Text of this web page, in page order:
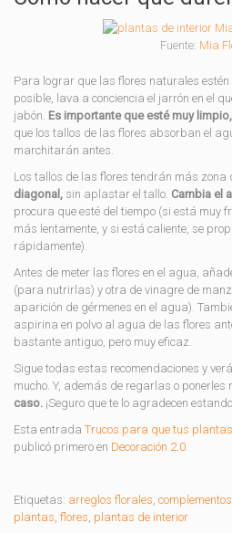
Fuente: Mia
Para lograr que las flores naturales
posible, lava a conciencia el jarrón en el
jabón. Es importante que esté muy limpio,
que los tallos de las flores absorban el
marchitarán antes.
Los tallos de las flores tendrán más zona
diagonal, sin aplastar el tallo. Cambia el
procura que esté del tiempo (si está muy
más lentamente, y si está caliente, se
rápidamente).
Antes de meter las flores en el agua,
(para nutrirlas) y otra de vinagre de
aparición de gérmenes en el agua).
aspirina en polvo al agua de las flores
bastante antiguo, pero muy eficaz.
Sigue todas estas recomendaciones y
mucho. Y, además de regarlas o ponerles
caso. ¡Seguro que te lo agradecen
Esta entrada Trucos para que tus
publicó primero en Decoración 2.0.
Etiquetas: arreglos florales,
plantas, flores, plantas de interior